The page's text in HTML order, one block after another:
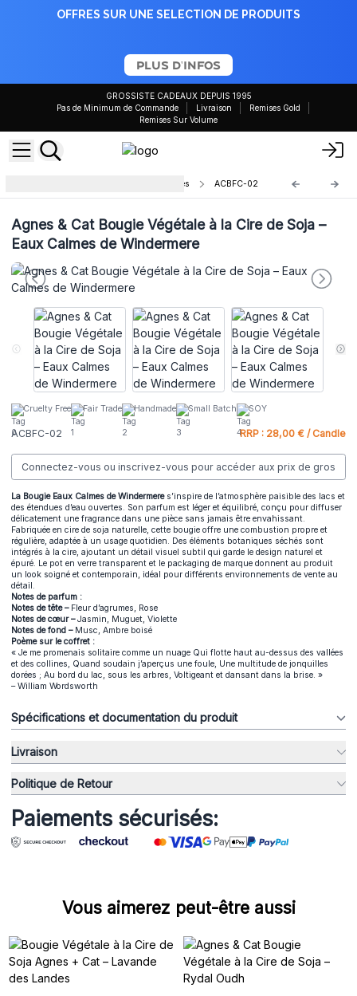
OFFRES SUR UNE SELECTION DE PRODUITS
PLUS D'INFOS
GROSSISTE CADEAUX DEPUIS 1995
Pas de Minimum de Commande
Livraison
Remises Gold
Remises Sur Volume
Agnes & Cat Botanical Soy Candles ACBFC-02
Agnes & Cat Bougie Végétale à la Cire de Soja –
Eaux Calmes de Windermere
Cruelty Free Fair Trade Handmade Small Batch SOY
ACBFC-02 RRP : 28,00 € / Candle
Connectez-vous ou inscrivez-vous pour accéder aux prix de gros
La Bougie Eaux Calmes de Windermeres’inspire de l’atmosphère paisible des lacs et
des étendues d’eau ouvertes. Son parfum est léger et équilibré, conçu pour diffuser
délicatement une fragrance dans une pièce sans jamais être envahissant.
Fabriquée en cire de soja naturelle, cette bougie offre une combustion propre et
régulière, adaptée à un usage quotidien. Des éléments botaniques séchés sont
intégrés à la cire, ajoutant un détail visuel subtil qui garde le design naturel et
épuré. Le pot en verre transparent et le packaging de marque donnent au produit
un look soigné et contemporain, idéal pour différents environnements de vente au
détail.
Notes de parfum :
Notes de tête –Fleur d’agrumes, Rose
Notes de cœur –Jasmin, Muguet, Violette
Notes de fond –Musc, Ambre boisé
Poème sur le coffret :
« Je me promenais solitaire comme un nuage Qui flotte haut au-dessus des vallées
et des collines, Quand soudain j’aperçus une foule, Une multitude de jonquilles
dorées ; Au bord du lac, sous les arbres, Voltigeant et dansant dans la brise. »
– William Wordsworth
Spécifications et documentation du produit
Livraison
Politique de Retour
Paiements sécurisés:
Vous aimerez peut-être aussi